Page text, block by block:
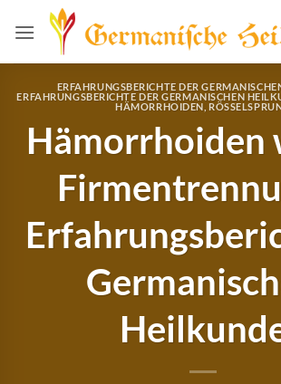
Inhalt
ERFAHRUNGSBERICHTE DER
ERFAHRUNGSBERICHTE DER GERMANISCHEN
HÄMORRHOIDEN ,
Hämorrhoiden